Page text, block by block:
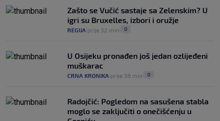
junaci naših priča budu oni koji pomažu,
a ne oni koji su pobijedili nekoga"
VIJESTI 30. srp. 2
Zašto se Vučić sastaje sa Zelenskim? U
igri su Bruxelles, izbori i oružje
REGIJA prije 32 min 0
U Osijeku pronađen još jedan ozlijeđeni
muškarac
CRNA KRONIKA prije 38 min 0
Radojčić: Pogledom na sasušena stabla
moglo se zaključiti o onečišćenju u